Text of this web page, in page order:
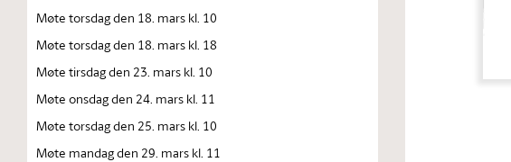
Møte torsdag den 18. mars kl. 10
Møte torsdag den 18. mars kl. 18
Møte tirsdag den 23. mars kl. 10
Møte onsdag den 24. mars kl. 11
Møte torsdag den 25. mars kl. 10
Møte mandag den 29. mars kl. 11